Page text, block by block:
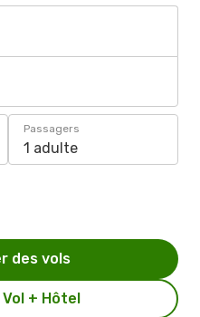
Passagers
1 adulte
+ Hôtel
des vols